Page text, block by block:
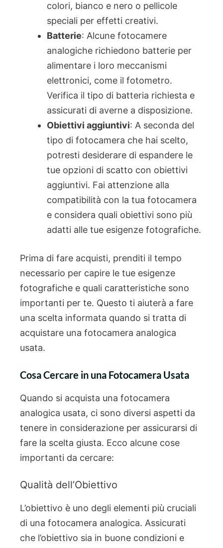
colori, bianco e nero o pellicole
speciali per effetti creativi.
Batterie: Alcune fotocamere
analogiche richiedono batterie per
alimentare i loro meccanismi
elettronici, come il fotometro.
Verifica il tipo di batteria richiesta e
assicurati di averne a disposizione.
Obiettivi aggiuntivi: A seconda del
tipo di fotocamera che hai scelto,
potresti desiderare di espandere le
tue opzioni di scatto con obiettivi
aggiuntivi. Fai attenzione alla
compatibilità con la tua fotocamera
e considera quali obiettivi sono più
adatti alle tue esigenze fotografiche.
Prima di fare acquisti, prenditi il tempo
necessario per capire le tue esigenze
fotografiche e quali caratteristiche sono
importanti per te. Questo ti aiuterà a fare
una scelta informata quando si tratta di
acquistare una fotocamera analogica
usata.
Cosa Cercare in una Fotocamera Usata
Quando si acquista una fotocamera
analogica usata, ci sono diversi aspetti da
tenere in considerazione per assicurarsi di
fare la scelta giusta. Ecco alcune cose
importanti da cercare:
Qualità dell’Obiettivo
L’obiettivo è uno degli elementi più cruciali
di una fotocamera analogica. Assicurati
che l’obiettivo sia in buone condizioni e